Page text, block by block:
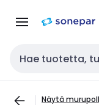
navigointiinsisältöön
Haku
Näytä